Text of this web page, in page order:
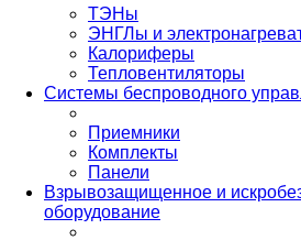
ТЭНы
ЭНГЛы и
Калориферы
Тепловентиляторы
Системы беспроводного
Приемники
Комплекты
Панели
Взрывозащищенное и
оборудование